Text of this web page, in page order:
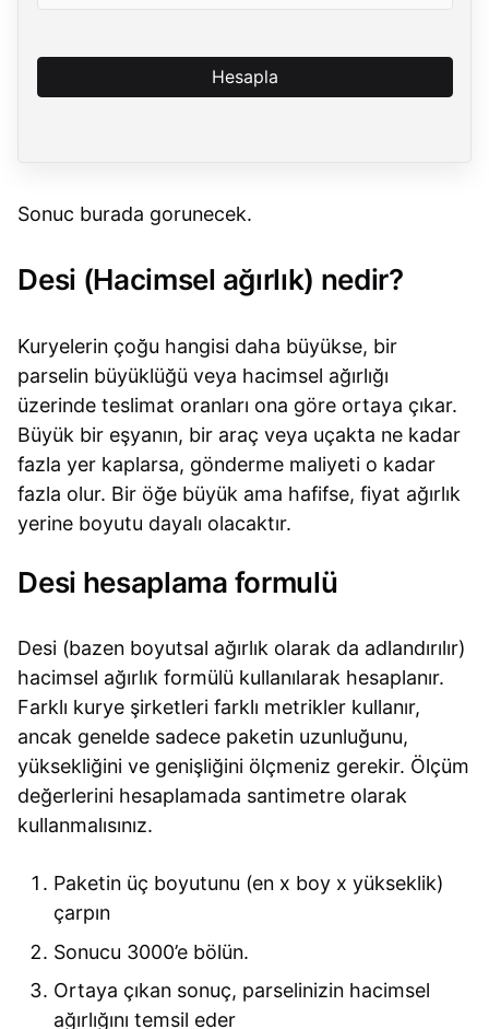
Hesapla
Sonuc burada gorunecek.
Desi (Hacimsel ağırlık) nedir?
Kuryelerin çoğu hangisi daha büyükse, bir
parselin büyüklüğü veya hacimsel ağırlığı
üzerinde teslimat oranları ona göre ortaya çıkar.
Büyük bir eşyanın, bir araç veya uçakta ne kadar
fazla yer kaplarsa, gönderme maliyeti o kadar
fazla olur. Bir öğe büyük ama hafifse, fiyat ağırlık
yerine boyutu dayalı olacaktır.
Desi hesaplama formulü
Desi (bazen boyutsal ağırlık olarak da adlandırılır)
hacimsel ağırlık formülü kullanılarak hesaplanır.
Farklı kurye şirketleri farklı metrikler kullanır,
ancak genelde sadece paketin uzunluğunu,
yüksekliğini ve genişliğini ölçmeniz gerekir. Ölçüm
değerlerini hesaplamada santimetre olarak
kullanmalısınız.
Paketin üç boyutunu (en x boy x yükseklik)
çarpın
Sonucu 3000’e bölün.
Ortaya çıkan sonuç, parselinizin hacimsel
ağırlığını temsil eder